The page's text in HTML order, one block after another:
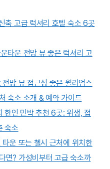
축 고급 럭셔리 호텔 숙소 6곳
타운 전망 뷰 좋은 럭셔리 고
망 뷰 접근성 좋은 윌리엄스
숙소 소개 & 예약 가이드
한인 민박 추천 6곳: 위생, 접
숙소
운 또는 첼시 근처에 위치한
면? 가성비부터 고급 숙소까